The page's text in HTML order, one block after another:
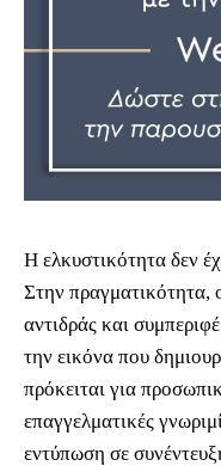
Η ελκυστικότητα δεν
Στην πραγματικότητα,
αντιδράς και
την εικόνα που
πρόκειται για
επαγγελματικές
εντύπωση σε